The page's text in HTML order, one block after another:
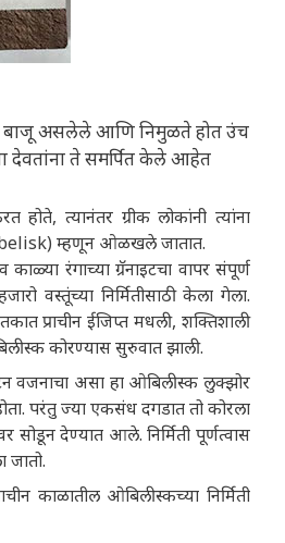
बाजू असलेले आणि निमुळते होत उंच
देवतांना ते समर्पित केले आहेत
होते, त्यानंतर ग्रीक लोकांनी त्यांना
म्हणून ओळखले जातात.
रंगाच्या ग्रॅनाइटचा वापर संपूर्ण
वस्तूंच्या निर्मितीसाठी केला गेला.
प्राचीन ईजिप्त मधली, शक्तिशाली
कोरण्यास सुरुवात झाली.
टन वजनाचा असा हा ओबिलीस्क लुक्झोर
परंतु ज्या एकसंध दगडात तो कोरला
देण्यात आले. निर्मिती पूर्णत्वास
काळातील ओबिलीस्कच्या निर्मिती